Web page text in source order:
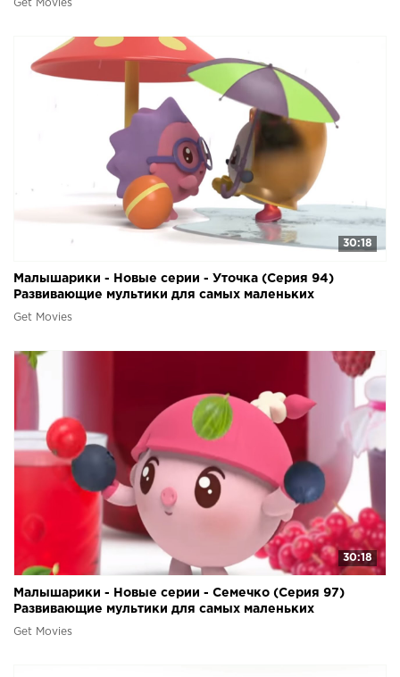
Get Movies
30:18
Малышарики - Новые серии - Уточка (Серия 94)
Развивающие мультики для самых маленьких
Get Movies
30:18
Малышарики - Новые серии - Семечко (Серия 97)
Развивающие мультики для самых маленьких
Get Movies